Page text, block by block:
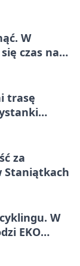
W
czas na
trasę
za
Staniątkach
W
EKO